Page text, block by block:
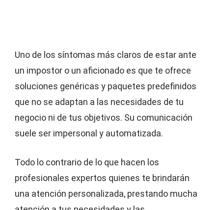
Uno de los síntomas más claros de estar ante
un impostor o un aficionado es que te ofrece
soluciones genéricas y paquetes predefinidos
que no se adaptan a las necesidades de tu
negocio ni de tus objetivos. Su comunicación
suele ser impersonal y automatizada.
Todo lo contrario de lo que hacen los
profesionales expertos quienes te brindarán
una atención personalizada, prestando mucha